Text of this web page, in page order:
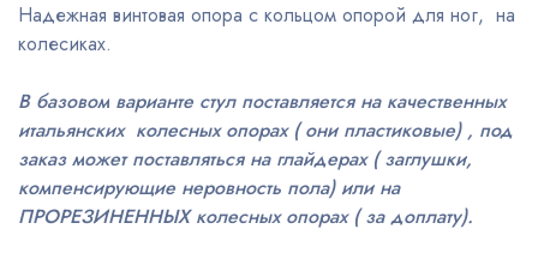
Надежная винтовая опора с кольцом опорой для ног, на
колесиках.
В базовом варианте стул поставляется на качественных
итальянских колесных опорах ( они пластиковые) , под
заказ может поставляться на глайдерах ( заглушки,
компенсирующие неровность пола) или на
ПРОРЕЗИНЕННЫХ колесных опорах ( за доплату).